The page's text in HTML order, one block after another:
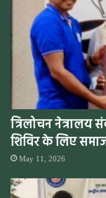
त्रिलोचन नेत्रालय
शिविर के लिए
May 11, 2026